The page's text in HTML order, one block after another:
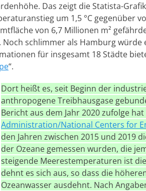
Das zeigt die Statista-
um 1,5 °C gegenüber
von 6,7 Millionen m²
Noch schlimmer als Hamburg
für insgesamt 18 Städte
“.
Dort heißt es, seit Beginn der
anthropogene Treibhausgase
Bericht aus dem Jahr 2020 zufolge
Administration/National Centers for
den Jahren zwischen 2015 und
der Ozeane gemessen wurden, die
steigende Meerestemperaturen ist
dehnt es sich aus, so dass die
Ozeanwasser ausdehnt. Nach